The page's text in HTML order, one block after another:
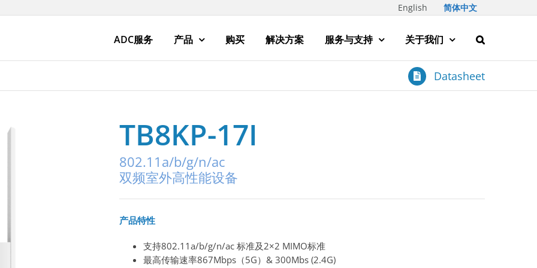
English 简体中文
ADC服务 产品 购买 解决方案 服务与支持 关于我们
Datasheet
TB8KP-17I
802.11a/b/g/n/ac
双频室外高性能设备
产品特性
支持802.11a/b/g/n/ac 标准及2×2 MIMO标准
最高传输速率867Mbps（5G）& 300Mbs (2.4G)